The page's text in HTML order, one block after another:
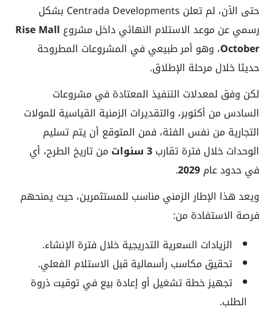
حتى الآن، لم تعلن Centrada Developments بشكل
رسمي عن موعد الاستلام النهائي داخل مشروع Rise Mall
October، وهو أمر طبيعي في المشروعات المطروحة
حديثا خلال مرحلة الإطلاق.
لكن وفق لمعدلات التنفيذ المعتادة في مشروعات
السادس من أكتوبر، والتقديرات الزمنية القياسية للمولات
التجارية من نفس الفئة، فمن المتوقع أن يتم تسليم
الوحدات خلال فترة تقارب3 سنوات
من تاريخ الطرح، أي
في حدود عام2029
.
ويعد هذا الإطار الزمني مناسب للمستثمرين، حيث يمنحهم
فرصة الاستفادة من:
الزيادات السعرية التدريجية خلال فترة الإنشاء.
تحقيق مكاسب رأسمالية قبل الاستلام الفعلي.
تجهيز خطة تشغيل أو إعادة بيع في توقيت ذروة
الطلب.